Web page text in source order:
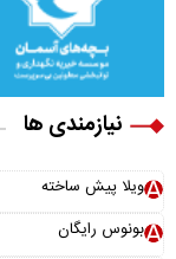
نیازمندی ها
ویلا پیش ساخته
بونوس رایگان